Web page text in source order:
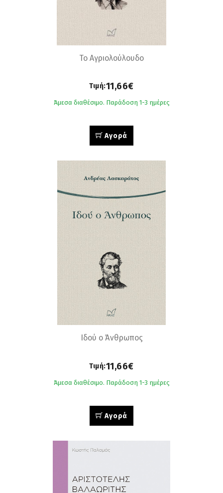
Το Αγριολούλουδο
Τιμή:11,66€
Άμεσα διαθέσιμο. Παράδοση 1-3 ημέρες
Αγορά
Ιδού ο Άνθρωπος
Τιμή:11,66€
Άμεσα διαθέσιμο. Παράδοση 1-3 ημέρες
Αγορά